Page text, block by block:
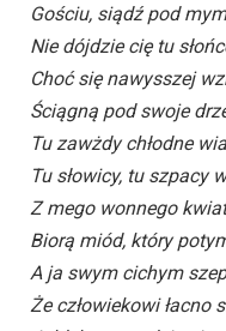
Gościu, siądź pod
Nie dójdzie cię tu
Choć się nawysszej
Ściągną pod swoje
Tu zawżdy chłodne
Tu słowicy, tu szpacy
Z mego wonnego
Biorą miód, który
A ja swym cichym
Że człowiekowi łacno